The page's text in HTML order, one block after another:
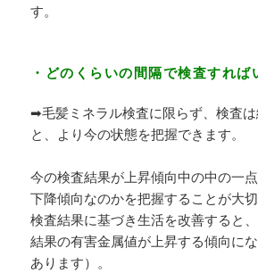
す。
・どのくらいの間隔で検査すれば
➡毛髪ミネラル検査に限らず、検査
と、より今の状態を把握できます。
今の検査結果が上昇傾向中の中の一
下降傾向なのかを把握することが大切
検査結果に基づき生活を改善すると
結果の有害金属値が上昇する傾向に
あります）。